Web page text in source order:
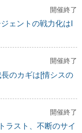
開催終了
ェントの戦力化はI
開催終了
のカギは[情シスの
開催終了
ラスト、不断のサイ